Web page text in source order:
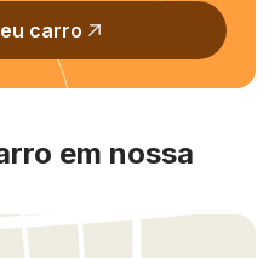
carro
em nossa